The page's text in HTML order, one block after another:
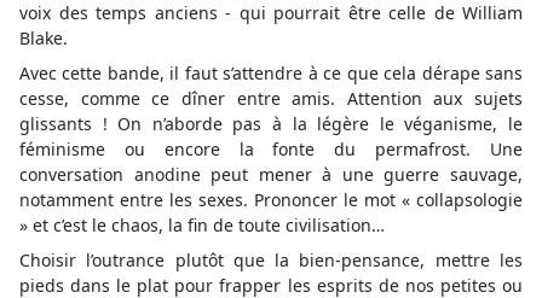
voix des temps anciens - qui pourrait être celle de William
Blake.
Avec cette bande, il faut s’attendre à ce que cela dérape sans
cesse, comme ce dîner entre amis. Attention aux sujets
glissants ! On n’aborde pas à la légère le véganisme, le
féminisme ou encore la fonte du permafrost. Une
conversation anodine peut mener à une guerre sauvage,
notamment entre les sexes. Prononcer le mot « collapsologie
» et c’est le chaos, la fin de toute civilisation…
Choisir l’outrance plutôt que la bien-pensance, mettre les
pieds dans le plat pour frapper les esprits de nos petites ou